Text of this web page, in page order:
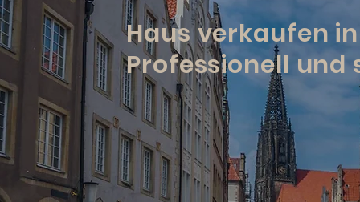
Haus verkaufen
Professionell und